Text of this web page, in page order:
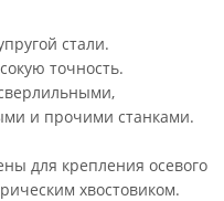
стали.
точность.
и прочими станками.
для крепления осевого
хвостовиком.